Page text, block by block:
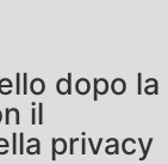
dopo la
il
privacy